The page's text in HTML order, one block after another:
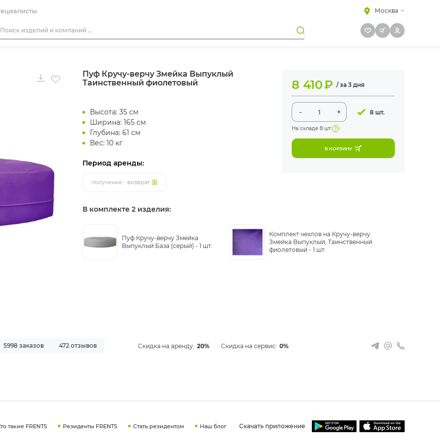
Москва
Фуршетная мебель
Пуф Кручу-верчу Змейка Выпуклый
Таинственный фиолетовый
Высота: 35 см
Ширина: 165 см
Глубина: 61 см
Вес: 10 кг
Период аренды:
получение - возврат
8 410₽ / за 3 дня
- + 8 шт.
На складе 8 шт
В КОРЗИНУ
В комплекте 2 изделия:
Пуф Кручу-верчу Змейка
Выпуклый База (серый) - 1 шт.
Комплект чехлов на Кручу-верчу
Змейка Выпуклый, Таинственный
фиолетовый - 1 шт.
5998 заказов 472 отзывов Скидка на аренду: 20% Скидка на сервис: 0%
такие FRENTS Резиденты FRENTS Стать резидентом Наш блог Скачать приложение